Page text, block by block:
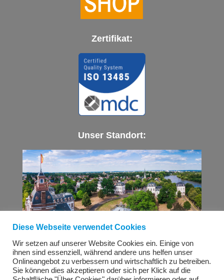
Zertifikat:
Unser Standort:
i-ProDens GmbH | Hanau | Germany
Diese Webseite verwendet Cookies
Wir setzen auf unserer Website Cookies ein. Einige von
ihnen sind essenziell, während andere uns helfen unser
Onlineangebot zu verbessern und wirtschaftlich zu betreiben.
Sie können dies akzeptieren oder sich per Klick auf die